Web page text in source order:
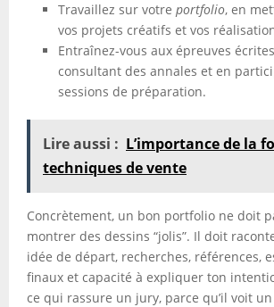
Travaillez sur votre portfolio, en
vos projets créatifs et vos
Entraînez-vous aux épreuves
consultant des annales et en
sessions de préparation.
Lire aussi : L’importance de la
techniques de vente
Concrètement, un bon portfolio ne doit
montrer des dessins “jolis”. Il doit
idée de départ, recherches, références,
finaux et capacité à expliquer ton
ce qui rassure un jury, parce qu’il voit